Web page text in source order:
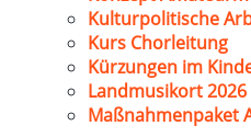
Kulturpolitische
Kurs Chorleitung
Kürzungen im
Landmusikort 2026
Maßnahmenpaket